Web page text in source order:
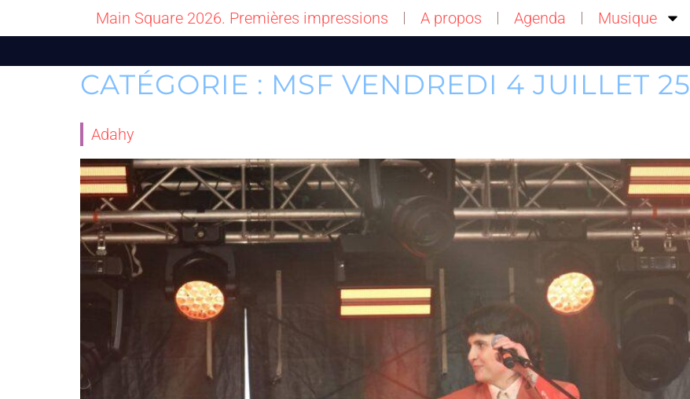
Main Square 2026. Premières impressions A propos Agenda Musique
CATÉGORIE : MSF VENDREDI 4 JUILLET 25
Adahy